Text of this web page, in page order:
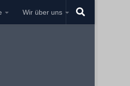
Wir über uns